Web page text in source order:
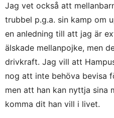
Jag vet också att
trubbel p.g.a. sin kamp om
en anledning till att jag är
älskade mellanpojke, men
drivkraft. Jag vill att
nog att inte behöva bevisa
men att han kan nyttja sina
komma dit han vill i livet.